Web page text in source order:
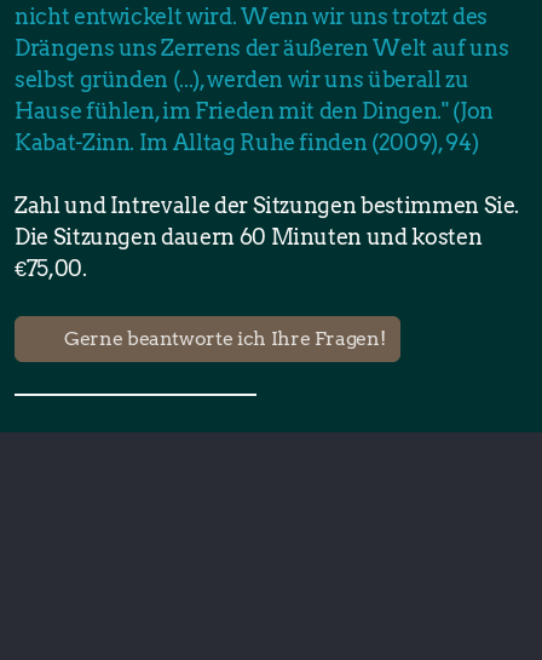
nicht entwickelt wird. Wenn wir uns trotzt des
Drängens uns Zerrens der äußeren Welt auf uns
selbst gründen (...), werden wir uns überall zu
Hause fühlen, im Frieden mit den Dingen." (Jon
Kabat-Zinn. Im Alltag Ruhe finden (2009), 94)
Zahl und Intrevalle der Sitzungen bestimmen Sie.
Die Sitzungen dauern 60 Minuten und kosten
€75,00.
Gerne beantworte ich Ihre Fragen!